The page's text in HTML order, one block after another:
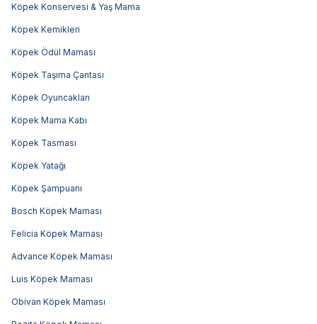
Köpek Konservesi & Yaş Mama
Köpek Kemikleri
Köpek Ödül Maması
Köpek Taşıma Çantası
Köpek Oyuncakları
Köpek Mama Kabı
Köpek Tasması
Köpek Yatağı
Köpek Şampuanı
Bosch Köpek Maması
Felicia Köpek Maması
Advance Köpek Maması
Luis Köpek Maması
Obivan Köpek Maması